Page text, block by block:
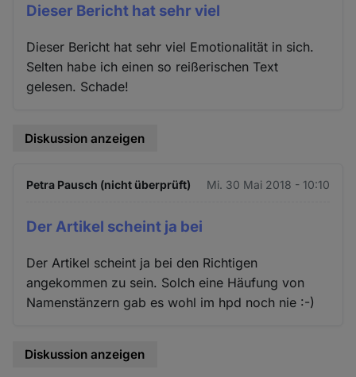
Dieser Bericht hat sehr viel
Dieser Bericht hat sehr viel Emotionalität in sich.
Selten habe ich einen so reißerischen Text
gelesen. Schade!
Diskussion anzeigen
Petra Pausch (nicht überprüft) Mi. 30 Mai 2018 - 10:10
Der Artikel scheint ja bei
Der Artikel scheint ja bei den Richtigen
angekommen zu sein. Solch eine Häufung von
Namenstänzern gab es wohl im hpd noch nie :-)
Diskussion anzeigen